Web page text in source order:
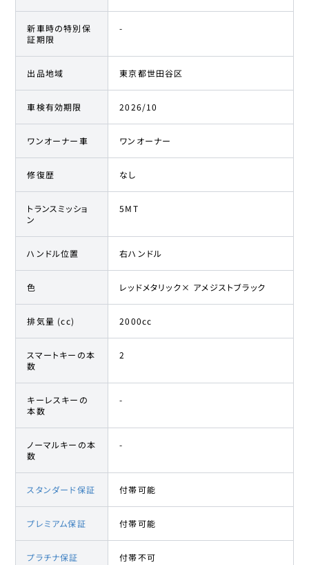
新車時の特別保
証期限
-
出品地域 東京都世田谷区
車検有効期限 2026/10
ワンオーナー車 ワンオーナー
修復歴 なし
トランスミッショ
ン
5MT
ハンドル位置 右ハンドル
色 レッドメタリック× アメジストブラック
排気量 (cc) 2000cc
スマートキーの本
数
2
キーレスキーの
本数
-
ノーマルキーの本
数
-
スタンダード保証 付帯可能
プレミアム保証 付帯可能
プラチナ保証 付帯不可